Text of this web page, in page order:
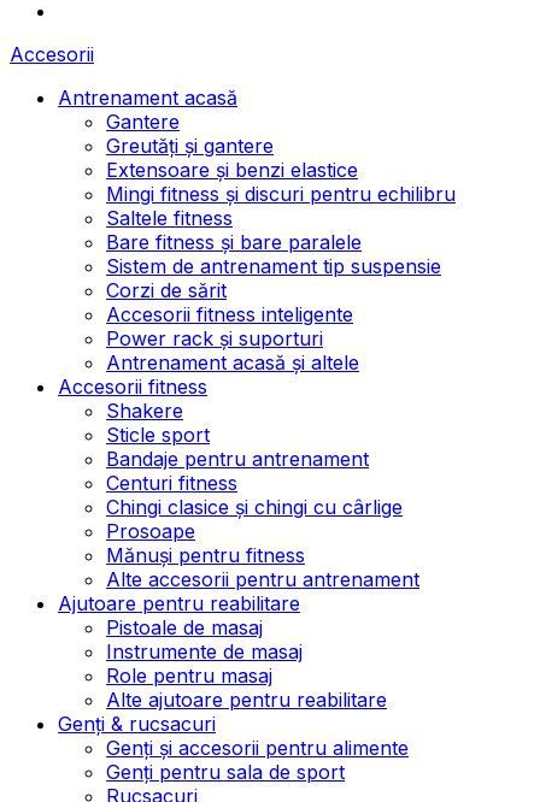
Accesorii
Antrenament acasă
Gantere
Greutăți și gantere
Extensoare și benzi elastice
Mingi fitness și discuri pentru echilibru
Saltele fitness
Bare fitness și bare paralele
Sistem de antrenament tip suspensie
Corzi de sărit
Accesorii fitness inteligente
Power rack și suporturi
Antrenament acasă și altele
Accesorii fitness
Shakere
Sticle sport
Bandaje pentru antrenament
Centuri fitness
Chingi clasice și chingi cu cârlige
Prosoape
Mănuși pentru fitness
Alte accesorii pentru antrenament
Ajutoare pentru reabilitare
Pistoale de masaj
Instrumente de masaj
Role pentru masaj
Alte ajutoare pentru reabilitare
Genți & rucsacuri
Genți și accesorii pentru alimente
Genți pentru sala de sport
Rucsacuri